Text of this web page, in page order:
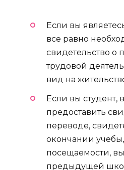
Если вы
все равно
свидетельство о
трудовой
вид на
Если вы студент,
предоставить
переводе,
окончании
посещаемости,
предыдущей